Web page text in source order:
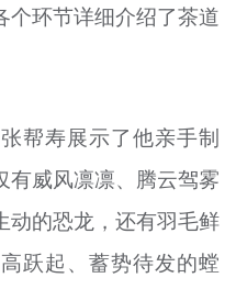
个环节详细介绍了茶道
帮寿展示了他亲手制
有威风凛凛、腾云驾雾
动的恐龙，还有羽毛鲜
跃起、蓄势待发的螳